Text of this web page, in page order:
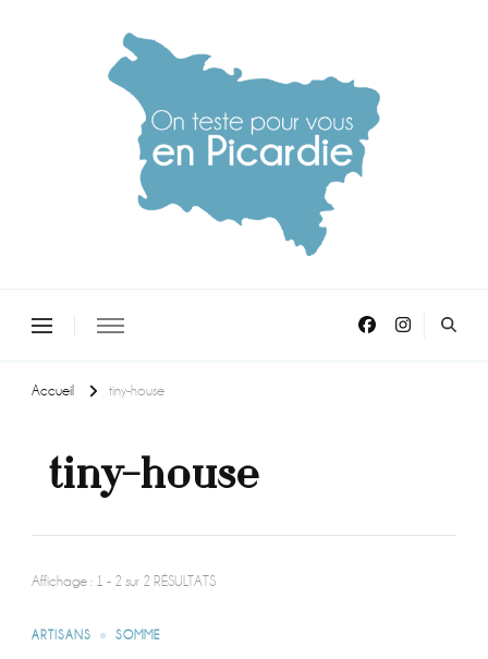
Accueil tiny-house
tiny-house
Affichage : 1 - 2 sur 2 RÉSULTATS
ARTISANS SOMME